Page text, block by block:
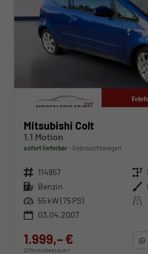
Mitsubishi Colt
1.1 Motion
sofort lieferbar Gebrauchtwagen
Fahrzeugnr. 114857 Getriebe
Kraftstoff Benzin Außenfarbe
Leistung 55 kW (75 PS) Kilometerstand
03.04.2007
1.999,– €
Differenzbesteuert